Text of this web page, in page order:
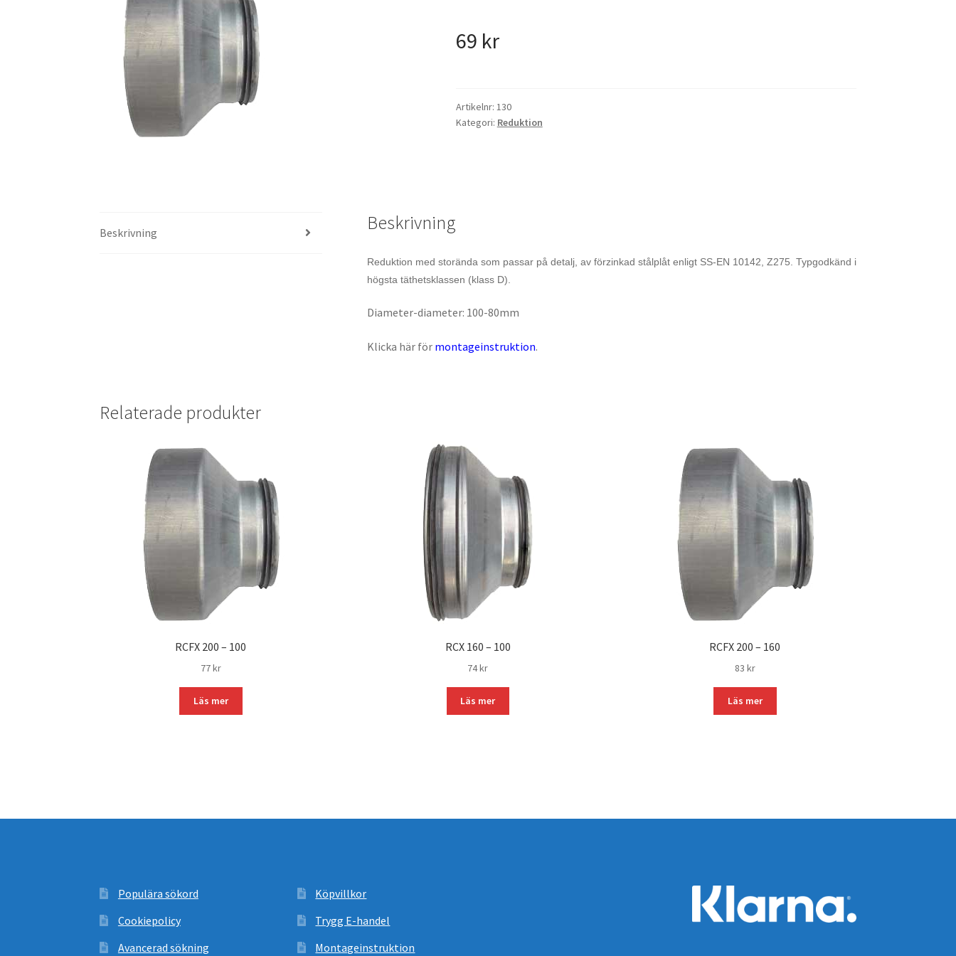
69 kr
Artikelnr: 130
Kategori: Reduktion
Beskrivning Beskrivning
Reduktion med storända som passar på detalj, av förzinkad stålplåt enligt SS-EN 10142, Z275. Typgodkänd i
högsta täthetsklassen (klass D).
Diameter-diameter: 100-80mm
Klicka här för montageinstruktion.
Relaterade produkter
RCFX 200 – 100
77kr
Läs mer
RCX 160 – 100
74kr
Läs mer
RCFX 200 – 160
83 kr
Läs mer
Populära sökord
Cookiepolicy
Avancerad sökning
Köpvillkor
Trygg E-handel
Montageinstruktion